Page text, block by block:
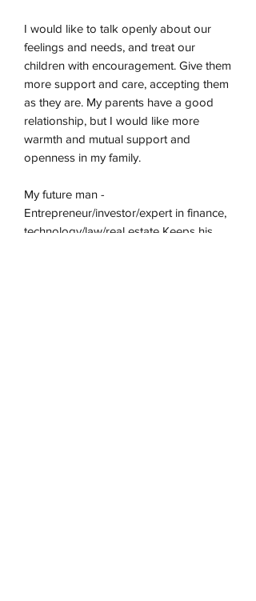
I would like to talk openly about our
feelings and needs, and treat our
children with encouragement. Give them
more support and care, accepting them
as they are. My parents have a good
relationship, but I would like more
warmth and mutual support and
openness in my family.
My future man -
Entrepreneur/investor/expert in finance,
technology/law/real estate Keeps his